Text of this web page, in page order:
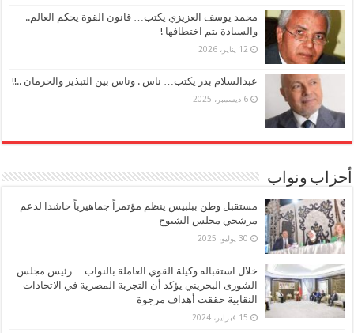
محمد يوسف العزيزي يكتب… قانون القوة يحكم العالم..
والسيادة يتم اختطافها !
12 يناير، 2026
عبدالسلام بدر يكتب… ناس . وناس بين التبذير والحرمان ..!!
6 ديسمبر، 2025
أحزاب ونواب
مستقبل وطن ببلبيس ينظم مؤتمراً جماهيرياً حاشدا لدعم
مرشحي مجلس الشيوخ
30 يوليو، 2025
خلال استقباله وكيلة القوي العاملة بالنواب… رئيس مجلس
الشورى البحريني يؤكد أن التجربة المصرية في الاتحادات
النقابية حققت أهداف مرجوة
15 فبراير، 2024